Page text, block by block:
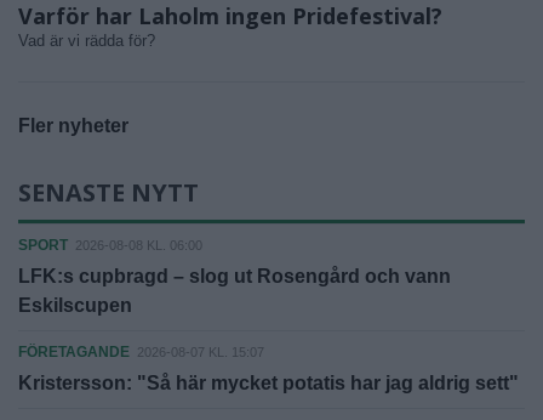
Varför har Laholm ingen Pridefestival?
Vad är vi rädda för?
Fler nyheter
SENASTE NYTT
SPORT 2026-08-08 KL. 06:00
LFK:s cupbragd – slog ut Rosengård och vann
Eskilscupen
FÖRETAGANDE 2026-08-07 KL. 15:07
Kristersson: "Så här mycket potatis har jag aldrig sett"